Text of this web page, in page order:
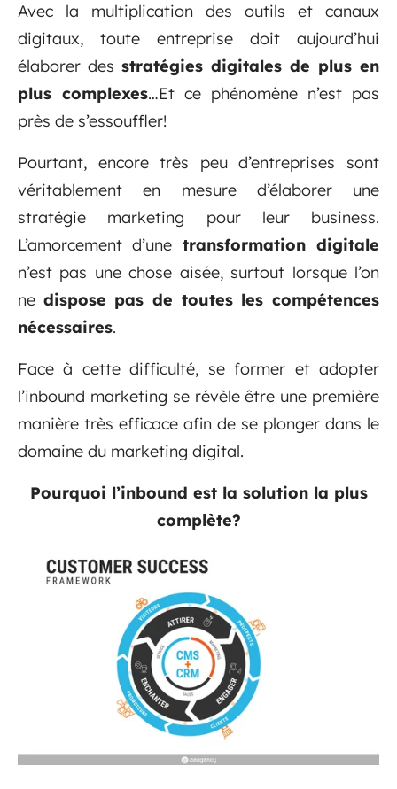
Avec la multiplication des outils et canaux
digitaux, toute entreprise doit aujourd’hui
élaborer des stratégies digitales de plus en
plus complexes…Et ce phénomène n’est pas
près de s’essouffler!
Pourtant, encore très peu d’entreprises sont
véritablement en mesure d’élaborer une
stratégie marketing pour leur business.
L’amorcement d’une transformation digitale
n’est pas une chose aisée, surtout lorsque l’on
ne dispose pas de toutes les compétences
nécessaires.
Face à cette difficulté, se former et adopter
l’inbound marketing se révèle être une première
manière très efficace afin de se plonger dans le
domaine du marketing digital.
Pourquoi l’inbound est la solution la plus
complète?